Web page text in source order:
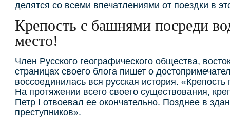
делятся со всеми впечатлениями от поездки в
Крепость с башнями посреди
место!
Член Русского географического общества,
страницах своего блога пишет о
воссоединилась вся русская история.
На протяжении всего своего существования,
Петр I отвоевал ее окончательно. Позднее в
преступников».